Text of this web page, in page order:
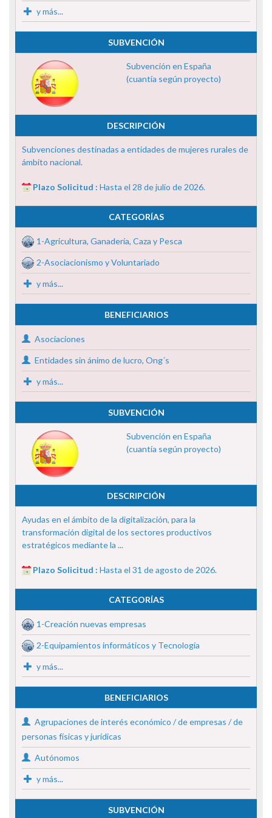
y más...
SUBVENCIÓN
Subvención en España
(cuantía según proyecto)
DESCRIPCIÓN
Subvenciones destinadas a entidades de mujeres rurales de
ámbito nacional.
Plazo Solicitud : Hasta el 28 de julio de 2026.
CATEGORÍAS
1-Agricultura, Ganadería, Caza y Pesca
2-Asociacionismo y Voluntariado
y más...
BENEFICIARIOS
Asociaciones
Entidades sin ánimo de lucro, Ong´s
y más...
SUBVENCIÓN
Subvención en España
(cuantía según proyecto)
DESCRIPCIÓN
Ayudas en el ámbito de la digitalización, para la
transformación digital de los sectores productivos
estratégicos mediante la ...
Plazo Solicitud : Hasta el 31 de agosto de 2026.
CATEGORÍAS
1-Creación nuevas empresas
2-Equipamientos informáticos y Tecnología
y más...
BENEFICIARIOS
Agrupaciones de interés económico / de empresas / de
personas físicas y jurídicas
Autónomos
y más...
SUBVENCIÓN